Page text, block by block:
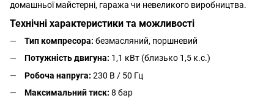
домашньої майстерні, гаража чи невеликого виробництва.
Технічні характеристики та можливості
Тип компресора: безмасляний, поршневий
Потужність двигуна: 1,1 кВт (близько 1,5 к.с.)
Робоча напруга: 230 В / 50 Гц
Максимальний тиск: 8 бар